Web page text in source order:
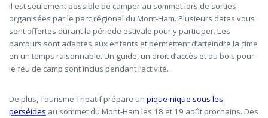
Il est seulement possible de camper au sommet lors de sorties
organisées par le parcrégional du Mont-Ham. Plusieurs dates vous
sont offertes durant la période estivale pour y participer. Les
parcours sont adaptés aux enfants et permettent d’atteindre la cime
en un temps raisonnable. Un guide, un droit d’accès et du bois pour
le feu de camp sont inclus pendant l’activité.
De plus, Tourisme Tripatif prépare un pique-nique sous les
perséides au sommet du Mont-Ham les 18 et 19 août prochains. Des